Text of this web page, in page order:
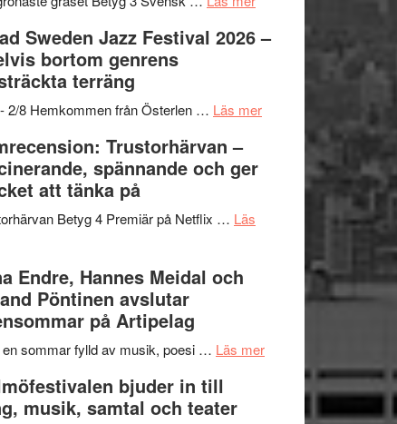
med
och
Scully
stipendium
Det
–
och
Sweden Jazz Festival 2026 –
bortom genrens
terräng
2/8 Hemkommen från Österlen … Läs merom
vidsträckta
Trustorhärvan –
spännande och ger
att tänka på
Betyg 4 Premiär på Netflix … Läs
Endre, Hannes Meidal och
Pöntinen avslutar
på Artipelag
en sommar fylld av musik, poesi … Läs merom
Hannes
bjuder in till
musik, samtal och teater